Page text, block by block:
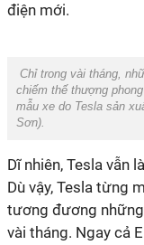
điện mới.
Chỉ trong vài tháng,
chiếm thế thượng
mẫu xe do Tesla sản
Sơn).
Dĩ nhiên, Tesla vẫn
Dù vậy, Tesla từng
tương đương
vài tháng. Ngay cả